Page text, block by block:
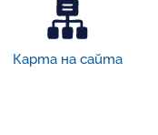
Карта на сайта